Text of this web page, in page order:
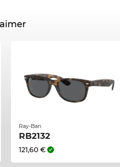
Ray-Ban
RB2132
121,60 €